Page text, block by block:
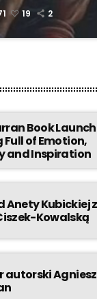
19 2
Book Launch
Full of Emotion,
and Inspiration
Anety Kubickiej z
Kowalską
autorski